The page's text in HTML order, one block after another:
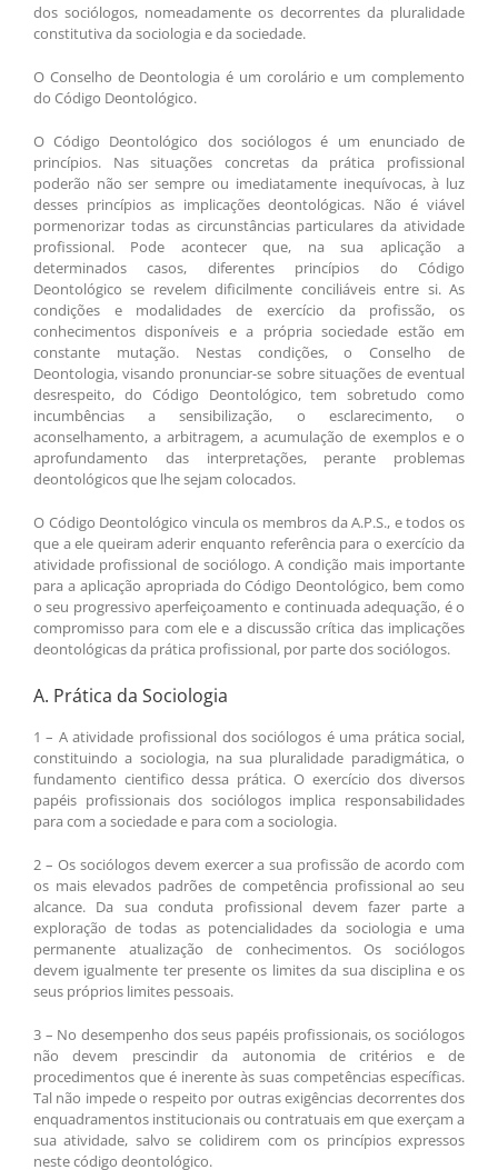
dos sociólogos, nomeadamente os decorrentes da pluralidade
constitutiva da sociologia e da sociedade.
O Conselho de Deontologia é um corolário e um complemento
do Código Deontológico.
O Código Deontológico dos sociólogos é um enunciado de
princípios. Nas situações concretas da prática profissional
poderão não ser sempre ou imediatamente inequívocas, à luz
desses princípios as implicações deontológicas. Não é viável
pormenorizar todas as circunstâncias particulares da atividade
profissional. Pode acontecer que, na sua aplicação a
determinados casos, diferentes princípios do Código
Deontológico se revelem dificilmente conciliáveis entre si. As
condições e modalidades de exercício da profissão, os
conhecimentos disponíveis e a própria sociedade estão em
constante mutação. Nestas condições, o Conselho de
Deontologia, visando pronunciar-se sobre situações de eventual
desrespeito, do Código Deontológico, tem sobretudo como
incumbências a sensibilização, o esclarecimento, o
aconselhamento, a arbitragem, a acumulação de exemplos e o
aprofundamento das interpretações, perante problemas
deontológicos que lhe sejam colocados.
O Código Deontológico vincula os membros da A.P.S., e todos os
que a ele queiram aderir enquanto referência para o exercício da
atividade profissional de sociólogo. A condição mais importante
para a aplicação apropriada do Código Deontológico, bem como
o seu progressivo aperfeiçoamento e continuada adequação, é o
compromisso para com ele e a discussão crítica das implicações
deontológicas da prática profissional, por parte dos sociólogos.
A. Prática da Sociologia
1 – A atividade profissional dos sociólogos é uma prática social,
constituindo a sociologia, na sua pluralidade paradigmática, o
fundamento cientifico dessa prática. O exercício dos diversos
papéis profissionais dos sociólogos implica responsabilidades
para com a sociedade e para com a sociologia.
2 – Os sociólogos devem exercer a sua profissão de acordo com
os mais elevados padrões de competência profissional ao seu
alcance. Da sua conduta profissional devem fazer parte a
exploração de todas as potencialidades da sociologia e uma
permanente atualização de conhecimentos. Os sociólogos
devem igualmente ter presente os limites da sua disciplina e os
seus próprios limites pessoais.
3 – No desempenho dos seus papéis profissionais, os sociólogos
não devem prescindir da autonomia de critérios e de
procedimentos que é inerente às suas competências específicas.
Tal não impede o respeito por outras exigências decorrentes dos
enquadramentos institucionais ou contratuais em que exerçam a
sua atividade, salvo se colidirem com os princípios expressos
neste código deontológico.